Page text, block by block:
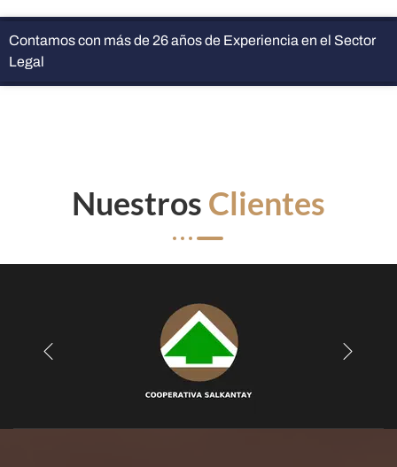
Contamos con más de 26 años de Experiencia en el Sector
Legal
Nuestros Clientes